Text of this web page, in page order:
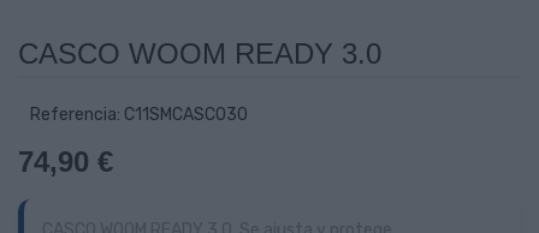
CASCO WOOM READY 3.0
Referencia: C11SMCASCO30
74,90 €